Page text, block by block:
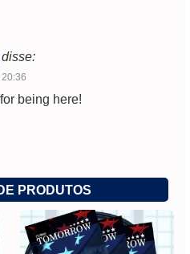
disse:
being here!
PRODUTOS